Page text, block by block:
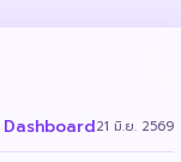
Dashboard21 มิ.ย. 2569